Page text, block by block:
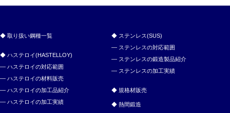
取り扱い鋼種一覧
ハステロイ(HASTELLOY)
ハステロイの対応範囲
ハステロイの材料販売
ハステロイの加工品紹介
ハステロイの加工実績
ステンレス(SUS)
ステンレスの対応範囲
ステンレスの鍛造製品紹介
ステンレスの加工実績
規格材販売
熱間鍛造